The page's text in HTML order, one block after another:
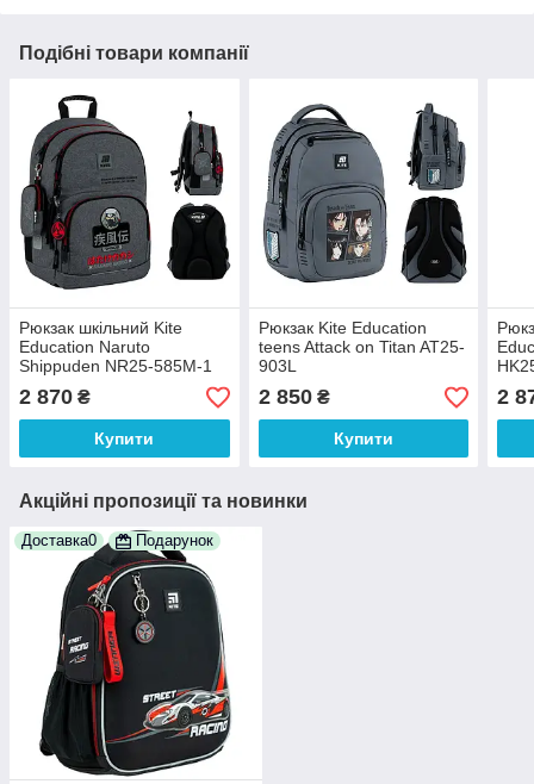
Подібні товари компанії
Рюкзак шкільний Kite
Education Naruto
Shippuden NR25-585M-1
2 870 ₴
Купити
Рюкзак Kite Education
teens Attack on Titan AT25-
903L
2 850₴
Купити
2
Акційні пропозиції та новинки
Доставка0 Подарунок